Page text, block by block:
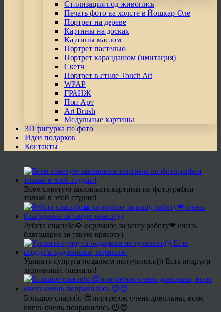
Стилизация под живопись
Печать фото на холсте в Йошкар-Оле
Портрет на дереве
Картины на досках
Картины маслом
Портрет пастелью
Портрет карандашом (имитация)
Скетч
Портрет в стиле Touch Art
WPAP
ГРАНЖ
Поп Арт
Art Brush
Модульные картины
3D фигурка по фото
Идеи подарков
Контакты
Всем советую заказывать картины по фотографии
только в этой студии!
Ребята спасибо🙏 огромное за вашу работу❤ очень
благодарна за такую красоту)
Удивить супруга подарком получилось))) Есть подруги-
художники, оценили!
Большое спасибо 😍портретом очень довольны, всем
очень очень понравилось 😍😍